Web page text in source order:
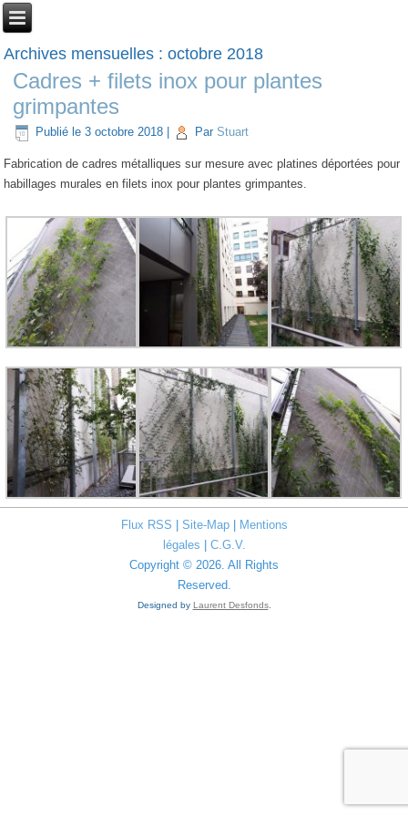
Archives mensuelles :octobre 2018
Cadres + filets inox pour plantes
grimpantes
Publié le 3 octobre 2018 Par Stuart
Fabrication de cadres métalliques sur mesure avec platines déportées pour
habillages murales en filets inox pour plantes grimpantes.
Flux RSS Site-Map|
Mentions
légales
C.G.V.
Copyright © 2026. All Rights
Reserved.
Designed by Laurent Desfonds.